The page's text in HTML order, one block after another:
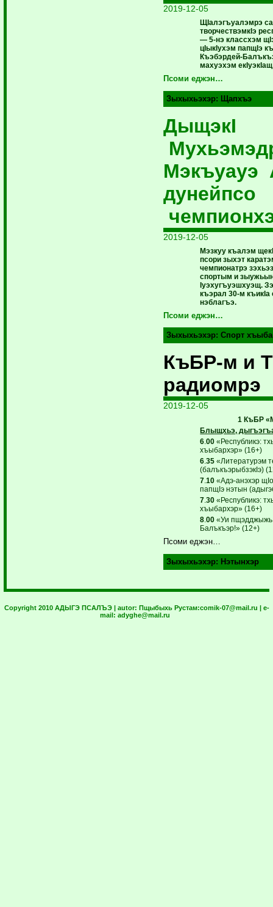
2019-12-05
ЩIалэгъуалэмрэ
творчествэмкIэ
— 5-нэ классхэм
цIыкIухэм папщIэ
Къэбэрдей-
махуэхэм
Псоми еджэн…
Зыхыхьэхэр: Щапхъэ
ДыщэкI
Мэкъуауэ
дунейпсо
2019-12-05
Мэзкуу къалэм
псори зыхэт
чемпионатрэ
спортым и
Iуэхугъуэшхуэщ.
къэрал 30-м къикIа
нэблагъэ.
Псоми еджэн…
Зыхыхьэхэр:Спорт
КъБР-м и
радиомрэ
2019-12-05
1 КъБР
Блыщхьэ,
6.00 «Республикэ:
хъыбархэр» (16+)
6.35 «Литературэм
(балъкъэрыбзэкIэ)
7.10 «Адэ-анэхэр
папщIэ нэтын
7.30 «Республикэ:
хъыбархэр» (16+)
8.00 «Уи
Балъкъэр!» (12+)
Псоми еджэн…
Зыхыхьэхэр: Нэтынхэр
Copyright 2010 АДЫГЭ ПСАЛЪЭ | autor: Пщыбыхь Рустам:comik-07@mail.ru | e-
mail: adyghe@mail.ru